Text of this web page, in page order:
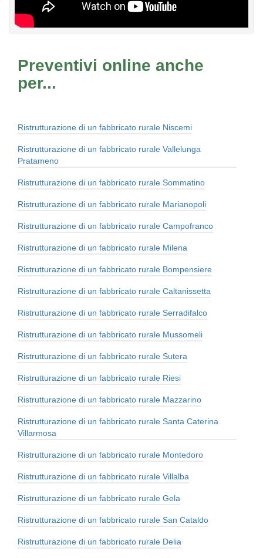
Preventivi online anche
per...
Ristrutturazione di un fabbricato rurale Niscemi
Ristrutturazione di un fabbricato rurale Vallelunga
Pratameno
Ristrutturazione di un fabbricato rurale Sommatino
Ristrutturazione di un fabbricato rurale Marianopoli
Ristrutturazione di un fabbricato rurale Campofranco
Ristrutturazione di un fabbricato rurale Milena
Ristrutturazione di un fabbricato rurale Bompensiere
Ristrutturazione di un fabbricato rurale Caltanissetta
Ristrutturazione di un fabbricato rurale Serradifalco
Ristrutturazione di un fabbricato rurale Mussomeli
Ristrutturazione di un fabbricato rurale Sutera
Ristrutturazione di un fabbricato rurale Riesi
Ristrutturazione di un fabbricato rurale Mazzarino
Ristrutturazione di un fabbricato rurale Santa Caterina
Villarmosa
Ristrutturazione di un fabbricato rurale Montedoro
Ristrutturazione di un fabbricato rurale Villalba
Ristrutturazione di un fabbricato rurale Gela
Ristrutturazione di un fabbricato rurale San Cataldo
Ristrutturazione di un fabbricato rurale Delia